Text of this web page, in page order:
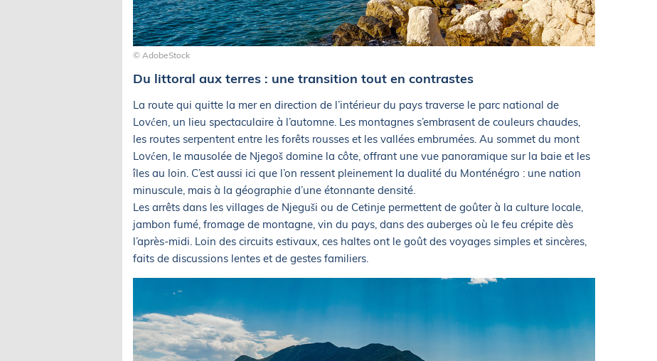
© AdobeStock
Du littoral aux terres : une transition tout en contrastes
La route qui quitte la mer en direction de l’intérieur du pays traverse le parc national de
Lovćen, un lieu spectaculaire à l’automne. Les montagnes s’embrasent de couleurs chaudes,
les routes serpentent entre les forêts rousses et les vallées embrumées. Au sommet du mont
Lovćen, le mausolée de Njegoš domine la côte, offrant une vue panoramique sur la baie et les
îles au loin. C’est aussi ici que l’on ressent pleinement la dualité du Monténégro : une nation
minuscule, mais à la géographie d’une étonnante densité.
Les arrêts dans les villages de Njeguši ou de Cetinje permettent de goûter à la culture locale,
jambon fumé, fromage de montagne, vin du pays, dans des auberges où le feu crépite dès
l’après-midi. Loin des circuits estivaux, ces haltes ont le goût des voyages simples et sincères,
faits de discussions lentes et de gestes familiers.